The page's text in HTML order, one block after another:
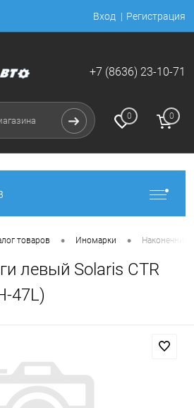
Вход Регистрация
+7 (8636) 23-10-71
0 0
товаров • Иномарки • Наконечник
левый Solaris CTR
47L)